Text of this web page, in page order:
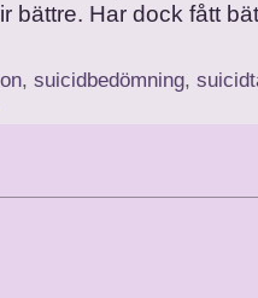
bättre. Har dock fått
, suicidbedömning,